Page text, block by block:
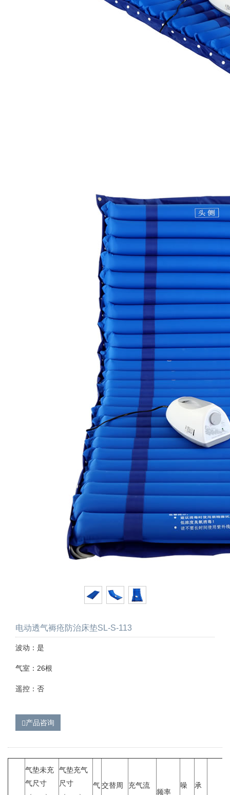
电动透气褥疮防治床垫SL-S-113
波动：是
气室：26根
遥控：否
产品咨询
气垫未充
气尺寸
气垫充气
尺寸
气交替周
充气流
频率
噪
承